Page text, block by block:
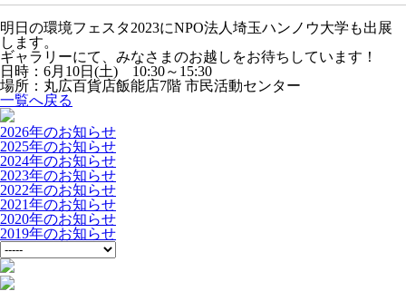
明日の環境フェスタ2023にNPO法人埼玉ハンノウ大学も出展
します。
ギャラリーにて、みなさまのお越しをお待ちしています！
日時：6月10日(土) 10:30～15:30
場所：丸広百貨店飯能店7階 市民活動センター
一覧へ戻る
2026年のお知らせ
2025年のお知らせ
2024年のお知らせ
2023年のお知らせ
2022年のお知らせ
2021年のお知らせ
2020年のお知らせ
2019年のお知らせ